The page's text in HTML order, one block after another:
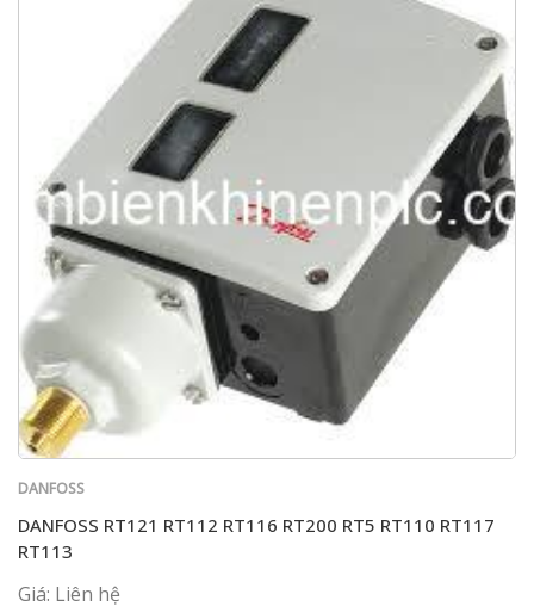
DANFOSS
DANFOSS RT121 RT112 RT116 RT200 RT5 RT110 RT117
RT113
Giá: Liên hệ